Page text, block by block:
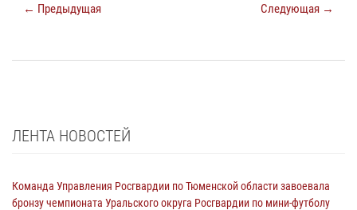
← Предыдущая Следующая →
ЛЕНТА НОВОСТЕЙ
Команда Управления Росгвардии по Тюменской области завоевала
бронзу чемпионата Уральского округа Росгвардии по мини-футболу